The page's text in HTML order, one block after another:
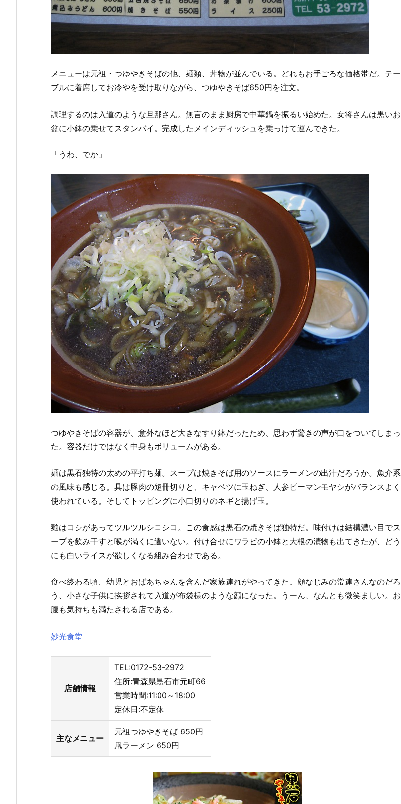
メニューは元祖・つゆやきそばの他、麺類、丼物が並んでいる。どれもお手ごろな価格帯だ。テー
ブルに着席してお冷やを受け取りながら、つゆやきそば650円を注文。
調理するのは入道のような旦那さん。無言のまま厨房で中華鍋を振るい始めた。女将さんは黒いお
盆に小鉢の乗せてスタンバイ。完成したメインディッシュを乗っけて運んできた。
「うわ、でか」
つゆやきそばの容器が、意外なほど大きなすり鉢だったため、思わず驚きの声が口をついてしまっ
た。容器だけではなく中身もボリュームがある。
麺は黒石独特の太めの平打ち麺。スープは焼きそば用のソースにラーメンの出汁だろうか。魚介系
の風味も感じる。具は豚肉の短冊切りと、キャベツに玉ねぎ、人参ピーマンモヤシがバランスよく
使われている。そしてトッピングに小口切りのネギと揚げ玉。
麺はコシがあってツルツルシコシコ。この食感は黒石の焼きそば独特だ。味付けは結構濃い目でス
ープを飲み干すと喉が渇くに違いない。付け合せにワラビの小鉢と大根の漬物も出てきたが、どう
にも白いライスが欲しくなる組み合わせである。
食べ終わる頃、幼児とおばあちゃんを含んだ家族連れがやってきた。顔なじみの常連さんなのだろ
う、小さな子供に挨拶されて入道が布袋様のような顔になった。うーん、なんとも微笑ましい。お
腹も気持ちも満たされる店である。
妙光食堂
店舗情報
TEL:0172-53-2972
住所:青森県黒石市元町66
営業時間:11:00～18:00
定休日:不定休
主なメニュー
元祖つゆやきそば 650円
凧ラーメン 650円